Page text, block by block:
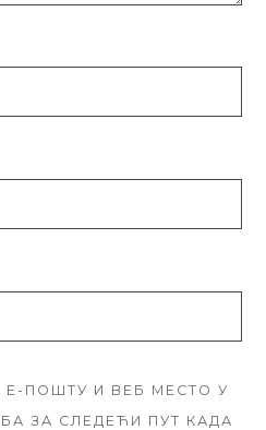
Е-ПОШТУ И ВЕБ МЕСТО У
ЗА СЛЕДЕЋИ ПУТ КАДА